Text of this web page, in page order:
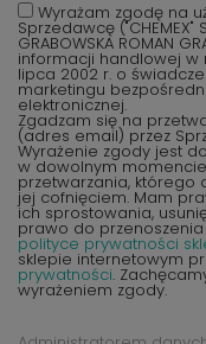
Wyrażam zgodę na
Sprzedawcę ("CHEMEX"
GRABOWSKA ROMAN
informacji handlowej w
lipca 2002 r. o
marketingu
elektronicznej.
Zgadzam się na
(adres email) przez
Wyrażenie zgody jest
w dowolnym
przetwarzania,
jej cofnięciem. Mam
ich sprostowania,
prawo do
polityce prywatności
sklepie internetowym
prywatności.
wyrażeniem zgody.